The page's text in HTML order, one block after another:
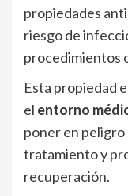
propiedades
riesgo de
procedimientos
Esta propiedad
el entorno
poner en
tratamiento y
recuperación.